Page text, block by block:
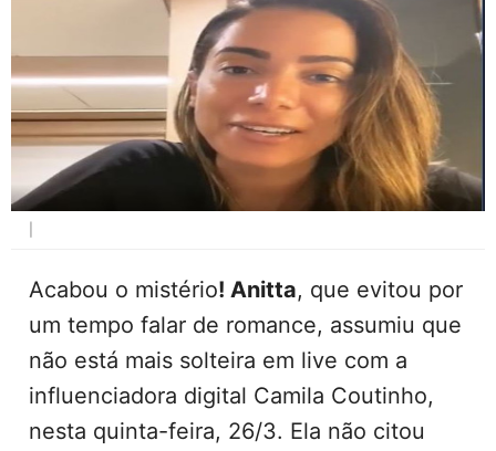
Acabou o mistério! Anitta, que evitou por
um tempo falar de romance, assumiu que
não está mais solteira em live com a
influenciadora digital Camila Coutinho,
nesta quinta-feira, 26/3. Ela não citou